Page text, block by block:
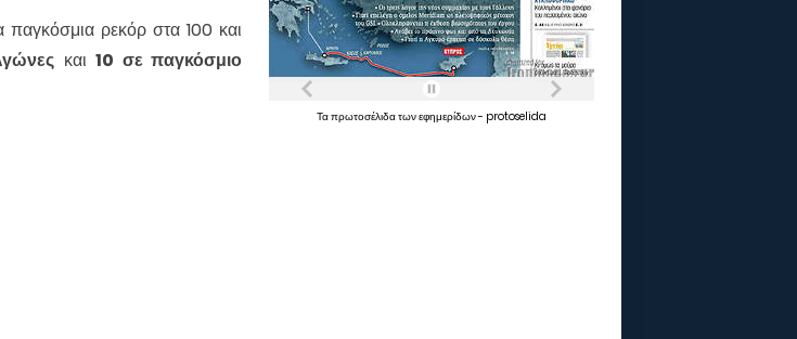
παγκόσμια ρεκόρ στα 100 και
και 10 σε παγκόσμιο
Ταπρωτοσέλιδατωνεφημερίδων- protoselida